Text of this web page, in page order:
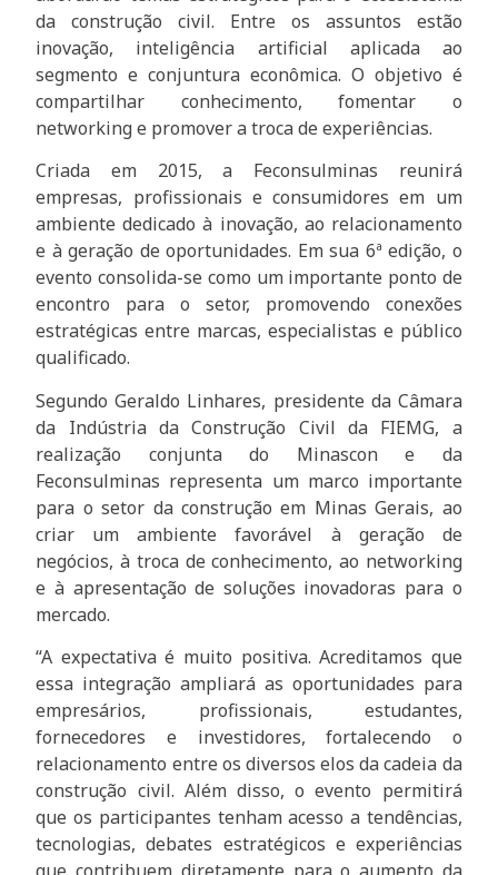
da construção civil. Entre os assuntos estão
inovação, inteligência artificial aplicada ao
segmento e conjuntura econômica. O objetivo é
compartilhar conhecimento, fomentar o
networking e promover a troca de experiências.
Criada em 2015, a Feconsulminas reunirá
empresas, profissionais e consumidores em um
ambiente dedicado à inovação, ao relacionamento
e à geração de oportunidades. Em sua 6ª edição, o
evento consolida-se como um importante ponto de
encontro para o setor, promovendo conexões
estratégicas entre marcas, especialistas e público
qualificado.
Segundo Geraldo Linhares, presidente da Câmara
da Indústria da Construção Civil da FIEMG, a
realização conjunta do Minascon e da
Feconsulminas representa um marco importante
para o setor da construção em Minas Gerais, ao
criar um ambiente favorável à geração de
negócios, à troca de conhecimento, ao networking
e à apresentação de soluções inovadoras para o
mercado.
“A expectativa é muito positiva. Acreditamos que
essa integração ampliará as oportunidades para
empresários, profissionais, estudantes,
fornecedores e investidores, fortalecendo o
relacionamento entre os diversos elos da cadeia da
construção civil. Além disso, o evento permitirá
que os participantes tenham acesso a tendências,
tecnologias, debates estratégicos e experiências